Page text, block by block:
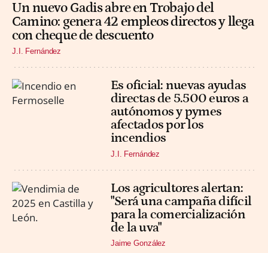
Un nuevo Gadis abre en Trobajo del
Camino: genera 42 empleos directos y llega
con cheque de descuento
J.I. Fernández
Es oficial: nuevas ayudas
directas de 5.500 euros a
autónomos y pymes
afectados por los
incendios
J.I. Fernández
Los agricultores alertan:
"Será una campaña difícil
para la comercialización
de la uva"
Jaime González